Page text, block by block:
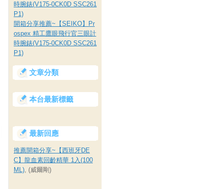
時腕錶(V175-0CK0D SSC261
P1)
開箱分享推薦~【SEIKO】Pr
ospex 精工鷹眼飛行官三眼計
時腕錶(V175-0CK0D SSC261
P1)
文章分類
本台最新標籤
最新回應
推薦開箱分享~【西班牙DE
C】龍血素回齡精華 1入(100
ML), (威爾剛)